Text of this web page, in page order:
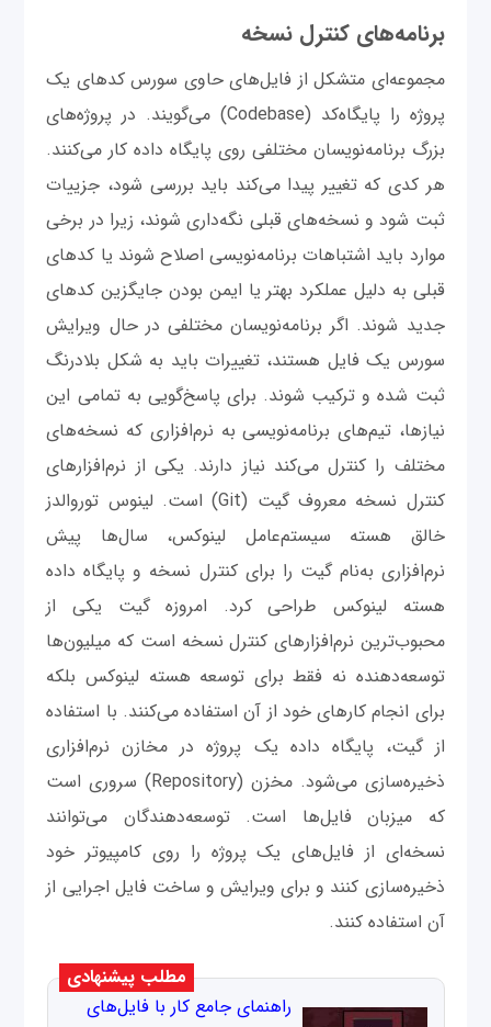
برنامه‌های کنترل نسخه
مجموعه‌ای متشکل از فایل‌های حاوی سورس کدهای یک
پروژه را پایگاه‌کد (Codebase) می‌گویند. در پروژه‌های
بزرگ برنامه‌نویسان مختلفی روی پایگاه داده کار می‌کنند.
هر کدی که تغییر پیدا می‌کند باید بررسی شود، جزییات
ثبت شود و نسخه‌های قبلی نگه‌داری شوند، زیرا در برخی
موارد باید اشتباهات برنامه‌نویسی اصلاح شوند یا کدهای
قبلی به دلیل عملکرد بهتر یا ایمن بودن جایگزین کدهای
جدید شوند. اگر برنامه‌نویسان مختلفی در حال ویرایش
سورس یک فایل هستند، تغییرات باید به شکل بلادرنگ
ثبت شده و ترکیب شوند. برای پاسخ‌گویی به تمامی این
نیازها، تیم‌های برنامه‌نویسی به نرم‌افزاری که نسخه‌های
مختلف را کنترل می‌کند نیاز دارند. یکی از نرم‌افزارهای
کنترل نسخه معروف گیت (Git) است. لینوس توروالدز
خالق هسته سیستم‌عامل لینوکس، سال‌ها پیش
نرم‌افزاری به‌نام گیت را برای کنترل نسخه و پایگاه داده
هسته لینوکس طراحی کرد. امروزه گیت یکی از
محبوب‌ترین نرم‌افزارهای کنترل نسخه است که میلیون‌ها
توسعه‌دهنده نه فقط برای توسعه هسته لینوکس بلکه
برای انجام کارهای خود از آن استفاده می‌کنند. با استفاده
از گیت، پایگاه داده یک پروژه در مخازن نرم‌افزاری
ذخیره‌سازی می‌شود. مخزن (Repository) سروری است
که میزبان فایل‌ها است. توسعه‌دهندگان می‌توانند
نسخه‌ای از فایل‌های یک پروژه را روی کامپیوتر خود
ذخیره‌سازی کنند و برای ویرایش و ساخت فایل اجرایی از
آن استفاده کنند.
مطلب پیشنهادی
راهنمای جامع کار با فایل‌های